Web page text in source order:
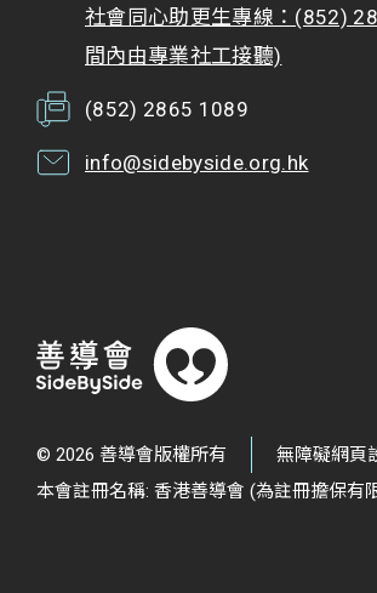
社會同心助更生專線：(852)
間內由專業社工接聽)
(852) 2865 1089
info@sidebyside.org.hk
© 2026 善導會版權所有
無障礙網頁
本會註冊名稱: 香港善導會 (為註冊擔保有